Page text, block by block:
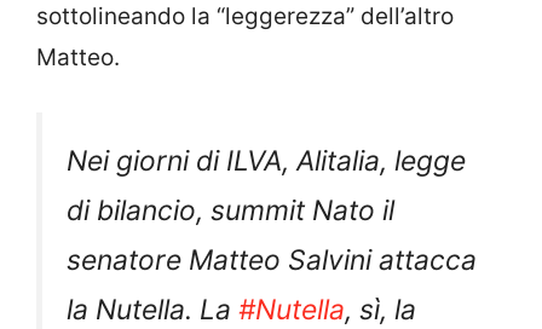
sottolineando la “leggerezza” dell’altro
Matteo.
Nei giorni di ILVA, Alitalia, legge
di bilancio, summit Nato il
senatore Matteo Salvini attacca
la Nutella. La #Nutella, sì, la